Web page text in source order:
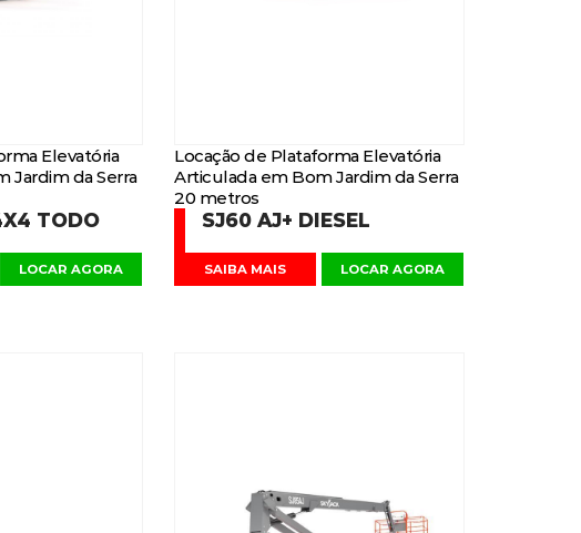
Elevatória
Jardim da Serra
TODO
LOCAR AGORA
Locação de Plataforma Elevatória
Articulada em Bom Jardim da Serra
20 metros
SJ60 AJ+ DIESEL
SAIBA MAIS LOCAR AGORA